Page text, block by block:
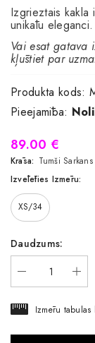
Izgrieztais kakla
unikālu eleganci.
Vai esat gatava
kļūstiet par
Produkta kods:
Pieejamība:
89.00 €
Krāsa: Tumši Sarkans
Izvēlēties Izmēru:
XS/34
Daudzums:
Izmēru tabulas